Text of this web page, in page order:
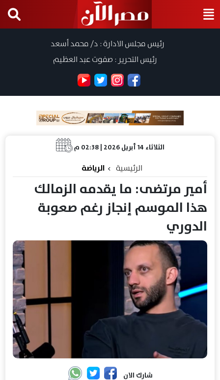
رئيس مجلس الادارة : د/ محمد أسعد
رئيس التحرير : صفوت عبد العظيم
الثلاثاء 14 أبريل 2026 | 02:38 م
الرئيسية الرياضة
أمير مرتضى: ما يقدمه الزمالك
هذا الموسم إنجاز رغم صعوبة
الدوري
شارك الان